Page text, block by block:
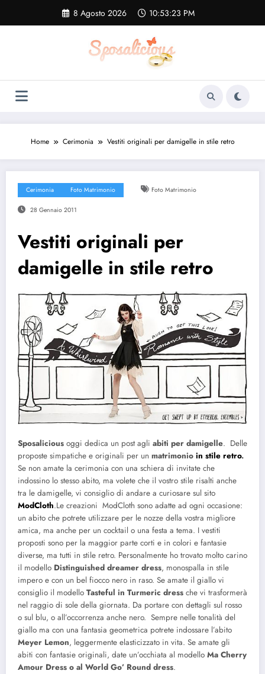
contenuto
8 Agosto 2026 10:53:24 PM
Home Cerimonia Vestiti originali per damigelle in stile retro
Cerimonia Foto Matrimonio Foto Matrimonio
28 Gennaio 2011
Vestiti originali per
damigelle in stile retro
Sposalicious oggi dedica un post agli abiti per damigelle. Delle
proposte simpatiche e originali per un matrimonio in stile retro.
Se non amate la cerimonia con una schiera di invitate che
indossino lo stesso abito, ma volete che il vostro stile risalti anche
tra le damigelle, vi consiglio di andare a curiosare sul sito
ModCloth.Le creazioni ModCloth sono adatte ad ogni occasione:
un abito che potrete utilizzare per le nozze della vostra migliore
amica, ma anche per un cocktail o una festa a tema. I vestiti
proposti sono per la maggior parte corti e in colori e fantasie
diverse, ma tutti in stile retro. Personalmente ho trovato molto carino
il modello Distinguished dreamer dress, monospalla in stile
impero e con un bel fiocco nero in raso. Se amate il giallo vi
consiglio il modello Tasteful in Turmeric dress che vi trasformerà
nel raggio di sole della giornata. Da portare con dettagli sul rosso
o sul blu, o all’occorrenza anche nero. Sempre nelle tonalità del
giallo ma con una fantasia geometrica potrete indossare l’abito
Meyer Lemon, leggermente elasticizzato in vita. Se amate gli
abiti con fantasie originali, date un’occhiata al modello Ma Cherry
Amour Dress o al World Go’ Round dress.